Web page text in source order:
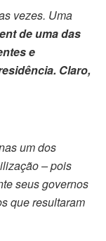
vezes. Uma
de uma das
e
Claro,
um dos
– pois
seus governos
que resultaram